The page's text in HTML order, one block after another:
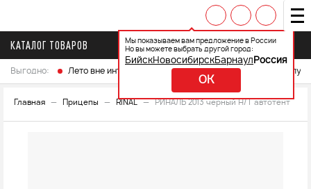
Мы показываем вам предложение в России
Но вы можете выбрать другой город:
БийскНовосибирскБарнаул Россия
OK
КАТАЛОГ ТОВАРОВ
Выгодно: Лето вне интренета Выберите свой мотоцикл и
Главная Прицепы RINAL РИНАЛЬ 2013 черный Н/Т автотент